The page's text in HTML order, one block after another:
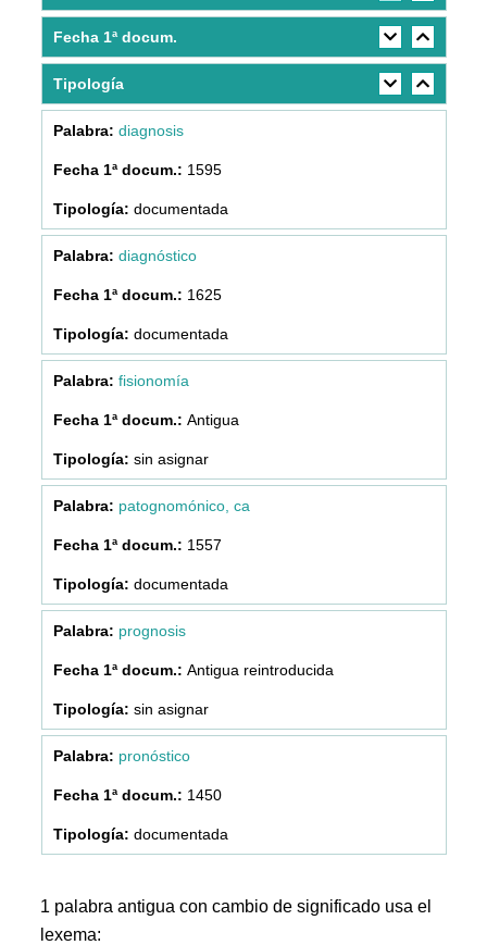
Fecha 1ª docum.
Tipología
diagnosis
1595
documentada
diagnóstico
1625
documentada
fisionomía
Antigua
sin asignar
patognomónico, ca
1557
documentada
prognosis
Antigua reintroducida
sin asignar
pronóstico
1450
documentada
1 palabra antigua con cambio de significado usa el
lexema: